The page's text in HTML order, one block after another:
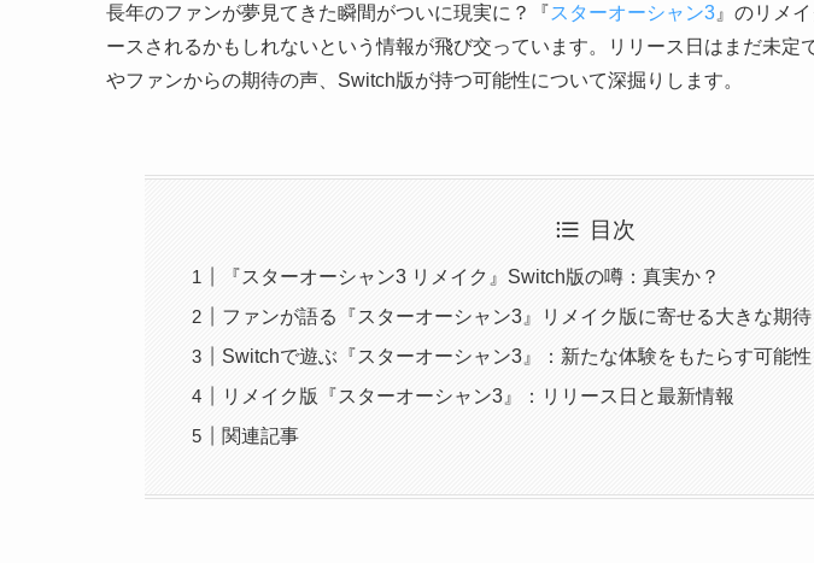
長年のファンが夢見てきた瞬間がついに現実に？『スターオーシャン3 』のリメ
ースされるかもしれないという情報が飛び交っています。リリース日はまだ未定
やファンからの期待の声、Switch版が持つ可能性について深掘りします。
目次
『スターオーシャン3 リメイク』Switch版の噂：真実か？
ファンが語る『スターオーシャン3』リメイク版に寄せる大きな期待
Switchで遊ぶ『スターオーシャン3』：新たな体験をもたらす可能性
リメイク版『スターオーシャン3』：リリース日と最新情報
関連記事